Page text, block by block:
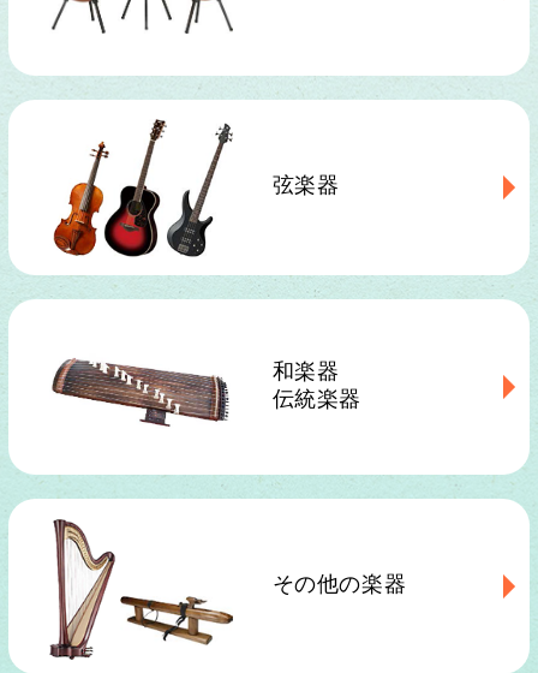
弦楽器
和楽器
伝統楽器
その他の楽器